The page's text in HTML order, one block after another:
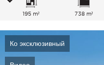
195 m² 738 m²
Ко эксклюзивный